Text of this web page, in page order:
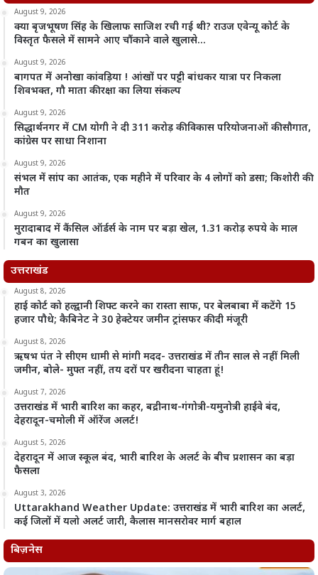
August 9, 2026
क्या बृजभूषण सिंह के खिलाफ साजिश रची गई थी? राउज एवेन्यू कोर्ट के
विस्तृत फैसले में सामने आए चौंकाने वाले खुलासे…
August 9, 2026
बागपत में अनोखा कांवड़िया ! आंखों पर पट्टी बांधकर यात्रा पर निकला
शिवभक्त, गौ माता की रक्षा का लिया संकल्प
August 9, 2026
सिद्धार्थनगर में CM योगी ने दी 311 करोड़ की विकास परियोजनाओं की सौगात,
कांग्रेस पर साधा निशाना
August 9, 2026
संभल में सांप का आतंक, एक महीने में परिवार के 4 लोगों को डसा; किशोरी की
मौत
August 9, 2026
मुरादाबाद में कैंसिल ऑर्डर्स के नाम पर बड़ा खेल, 1.31 करोड़ रुपये के माल
गबन का खुलासा
उत्तराखंड
August 8, 2026
हाई कोर्ट को हल्द्वानी शिफ्ट करने का रास्ता साफ, पर बेलबाबा में कटेंगे 15
हजार पौधे; कैबिनेट ने 30 हेक्टेयर जमीन ट्रांसफर की दी मंजूरी
August 8, 2026
ऋषभ पंत ने सीएम धामी से मांगी मदद- उत्तराखंड में तीन साल से नहीं मिली
जमीन, बोले- मुफ्त नहीं, तय दरों पर खरीदना चाहता हूं!
August 7, 2026
उत्तराखंड में भारी बारिश का कहर, बद्रीनाथ-गंगोत्री-यमुनोत्री हाईवे बंद,
देहरादून-चमोली में ऑरेंज अलर्ट!
August 5, 2026
देहरादून में आज स्कूल बंद, भारी बारिश के अलर्ट के बीच प्रशासन का बड़ा
फैसला
August 3, 2026
Uttarakhand Weather Update: उत्तराखंड में भारी बारिश का अलर्ट,
कई जिलों में यलो अलर्ट जारी, कैलास मानसरोवर मार्ग बहाल
बिज़नेस